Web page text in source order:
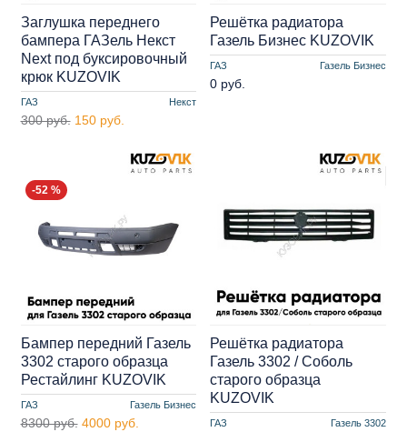
ГАЗ Некст
Заглушка переднего
бампера ГАЗель Некст
Next под буксировочный
крюк KUZOVIK
300 руб. 150 руб.
ГАЗ Газель Бизнес
Решётка радиатора
Газель Бизнес KUZOVIK
0 руб.
-52 %
ГАЗ Газель Бизнес
Бампер передний Газель
3302 старого образца
Рестайлинг KUZOVIK
8300 руб. 4000 руб. ГАЗ Газель 3302
Решётка радиатора
Газель 3302 / Соболь
старого образца
KUZOVIK